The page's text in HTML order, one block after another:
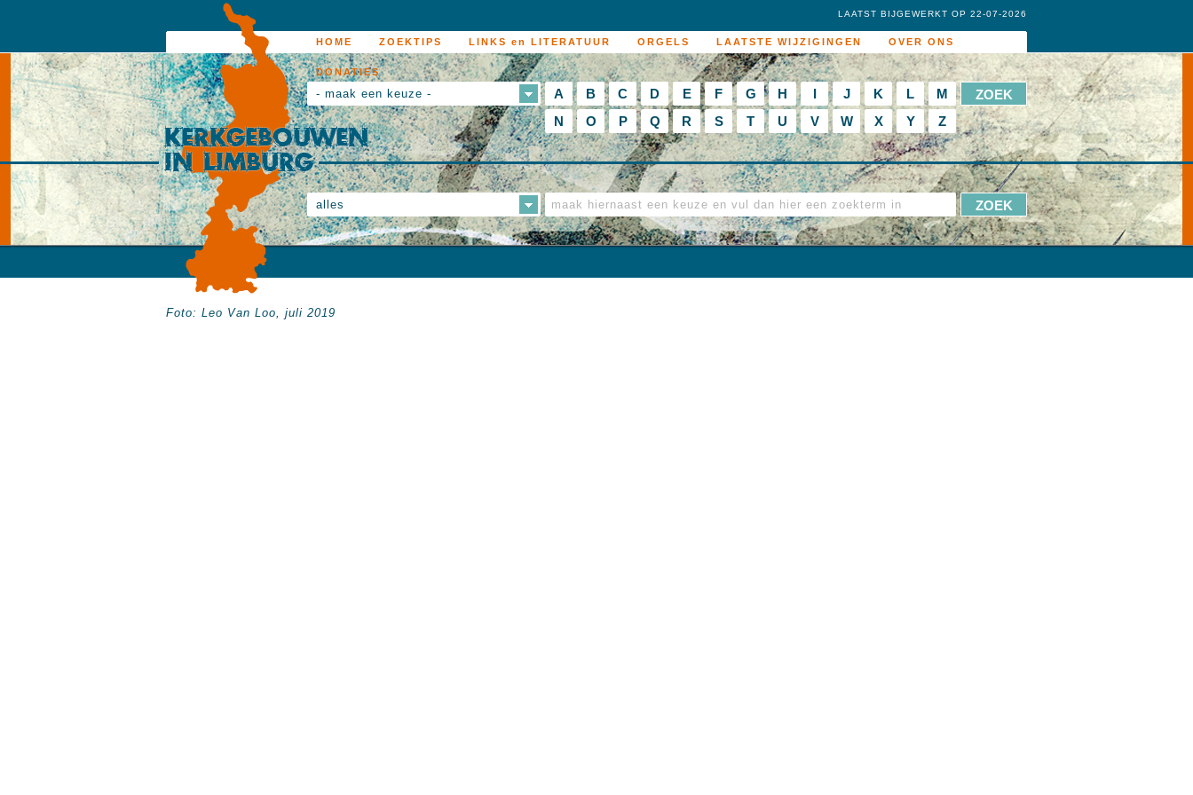
HOME ZOEKTIPS LINKS en LITERATUUR ORGELS LAATSTE WIJZIGINGEN OVER ONS
DONATIES
LAATST BIJGEWERKT OP 22-07-2026
- maak een keuze - A B C D E F G H I J K L
M
N
O P Q R S T U V W X Y Z
alles
Foto: Leo Van Loo, juli 2019